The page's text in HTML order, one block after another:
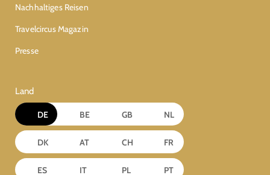
Nachhaltiges Reisen
Travelcircus Magazin
Presse
Land
DE BE GB NL
DK AT CH FR
ES IT PL PT